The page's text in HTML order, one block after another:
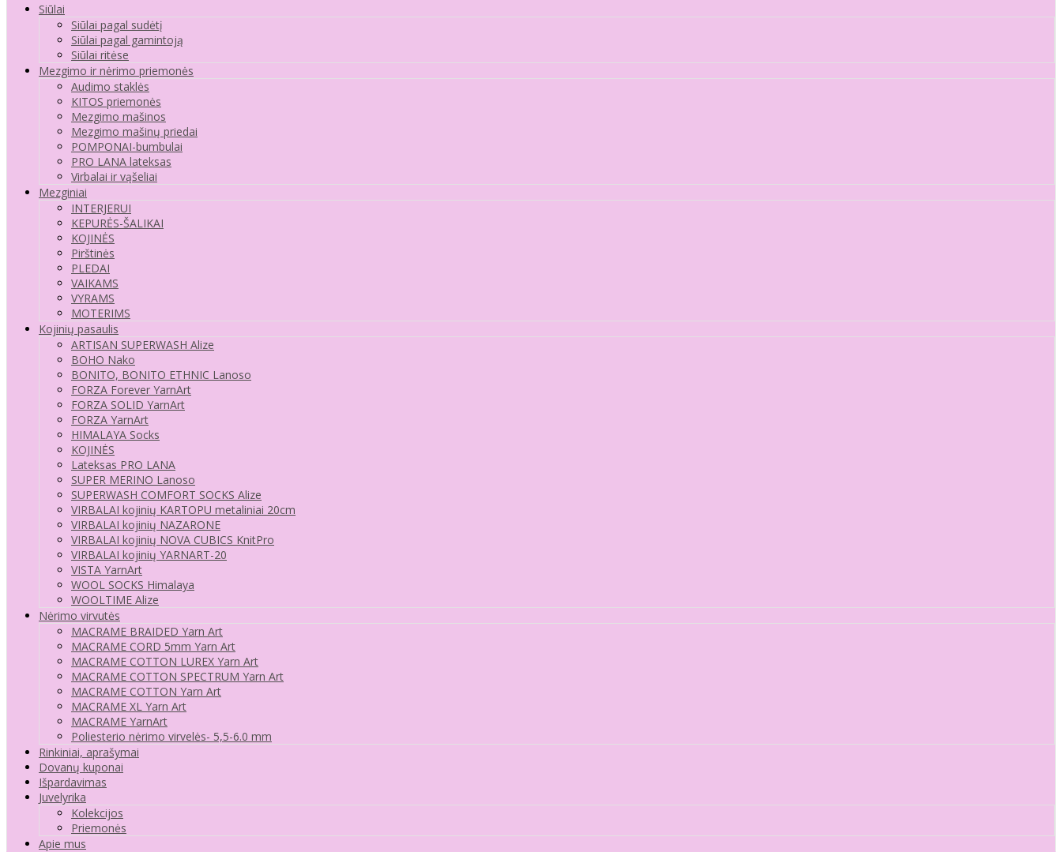
Siūlai
Siūlai pagal sudėtį
Siūlai pagal gamintoją
Siūlai ritėse
Mezgimo ir nėrimo priemonės
Audimo staklės
KITOS priemonės
Mezgimo mašinos
Mezgimo mašinų priedai
POMPONAI-bumbulai
PRO LANA lateksas
Virbalai ir vąšeliai
Mezginiai
INTERJERUI
KEPURĖS-ŠALIKAI
KOJINĖS
Pirštinės
PLEDAI
VAIKAMS
VYRAMS
MOTERIMS
Kojinių pasaulis
ARTISAN SUPERWASH Alize
BOHO Nako
BONITO, BONITO ETHNIC Lanoso
FORZA Forever YarnArt
FORZA SOLID YarnArt
FORZA YarnArt
HIMALAYA Socks
KOJINĖS
Lateksas PRO LANA
SUPER MERINO Lanoso
SUPERWASH COMFORT SOCKS Alize
VIRBALAI kojinių KARTOPU metaliniai 20cm
VIRBALAI kojinių NAZARONE
VIRBALAI kojinių NOVA CUBICS KnitPro
VIRBALAI kojinių YARNART-20
VISTA YarnArt
WOOL SOCKS Himalaya
WOOLTIME Alize
Nėrimo virvutės
MACRAME BRAIDED Yarn Art
MACRAME CORD 5mm Yarn Art
MACRAME COTTON LUREX Yarn Art
MACRAME COTTON SPECTRUM Yarn Art
MACRAME COTTON Yarn Art
MACRAME XL Yarn Art
MACRAME YarnArt
Poliesterio nėrimo virvelės- 5,5-6.0 mm
Rinkiniai, aprašymai
Dovanų kuponai
Išpardavimas
Juvelyrika
Kolekcijos
Priemonės
Apie mus